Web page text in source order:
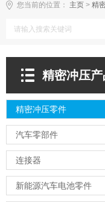
您当前的位置： 主页 > 精
精密冲压产
精密冲压零件
汽车零部件
连接器
新能源汽车电池零件